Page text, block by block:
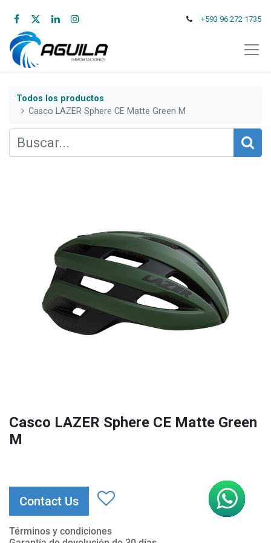
+593 96 272 1735
Todos los productos
Casco LAZER Sphere CE Matte Green M
Casco LAZER Sphere CE Matte Green
M
Contact Us
Términos y condiciones